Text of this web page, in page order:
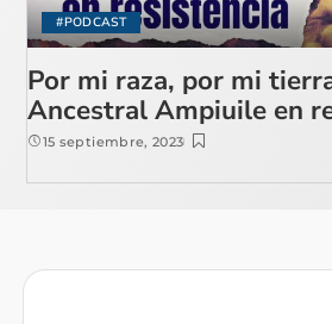
#PODCAST
Por mi raza, por mi
Ancestral Ampiuile en
15 septiembre, 2023